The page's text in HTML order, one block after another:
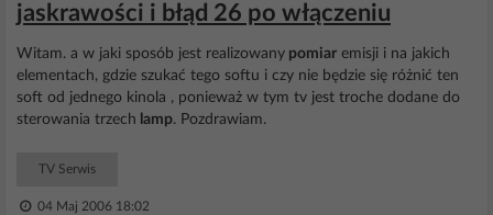
jaskrawości i błąd 26 po włączeniu
Witam. a w jaki sposób jest realizowany pomiar emisji i na jakich
elementach, gdzie szukać tego softu i czy nie będzie się różnić ten
soft od jednego kinola , ponieważ w tym tv jest troche dodane do
sterowania trzech lamp. Pozdrawiam.
TV Serwis
04 Maj 2006 18:02